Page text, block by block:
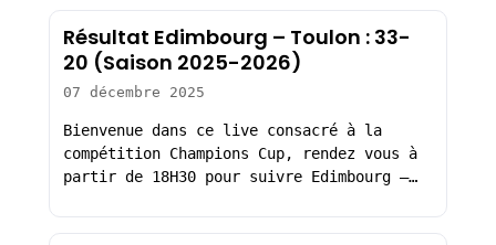
Résultat Edimbourg – Toulon : 33-
20 (Saison 2025-2026)
07 décembre 2025
Bienvenue dans ce live consacré à la
compétition Champions Cup, rendez vous à
partir de 18H30 pour suivre Edimbourg –…